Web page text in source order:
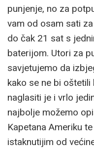
punjenje, no za
vam od osam sati
do čak 21 sat s
baterijom. Utori za
savjetujemo da
kako se ne bi
naglasiti je i vrlo
najbolje možemo
Kapetana Ameriku
istaknutijim od